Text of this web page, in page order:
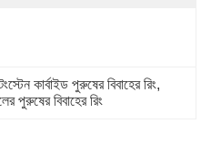
কার্বাইড পুরুষের বিবাহের রিং,
পুরুষের বিবাহের রিং